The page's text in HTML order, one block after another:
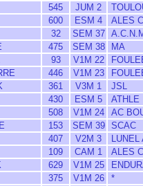
545 JUM 2
600 ESM 4
ALES
32 SEM 37
475 SEM 38
MA
93 V1M 22
446 V1M 23
361 V3M 1
JSL
430 ESM 5
ATHLE
508 V1M 24
AC
153 SEM 39
SCAC
407 V2M 3
LUNEL
109 CAM 1
ALES
629 V1M 25
375 V1M 26
*